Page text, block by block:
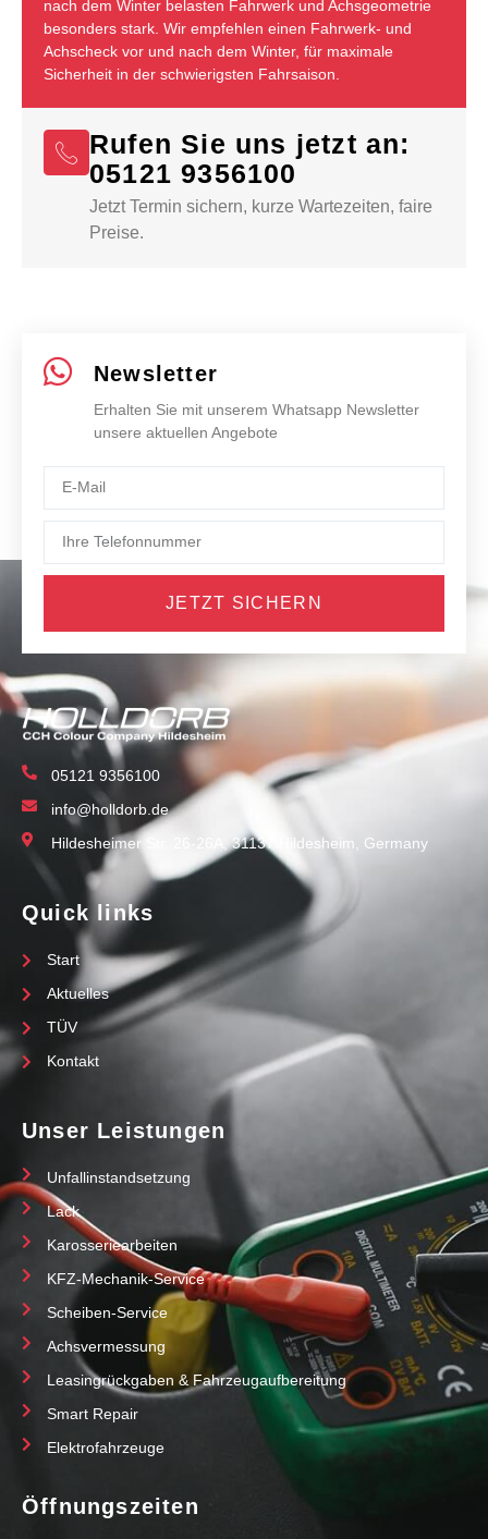
nach dem Winter belasten Fahrwerk und Achsgeometrie
besonders stark. Wir empfehlen einen Fahrwerk- und
Achscheck vor und nach dem Winter, für maximale
Sicherheit in der schwierigsten Fahrsaison.
Rufen Sie uns jetzt an:
05121 9356100
Jetzt Termin sichern, kurze Wartezeiten, faire
Preise.
Newsletter
Erhalten Sie mit unserem Whatsapp Newsletter
unsere aktuellen Angebote
JETZT SICHERN
05121 9356100
info@holldorb.de
Hildesheimer Str. 26-26A, 31137 Hildesheim, Germany
Quick links
Start
Aktuelles
TÜV
Kontakt
Unser Leistungen
Unfallinstandsetzung
Lack
Karosseriearbeiten
KFZ-Mechanik-Service
Scheiben-Service
Achsvermessung
Leasingrückgaben & Fahrzeugaufbereitung
Smart Repair
Elektrofahrzeuge
Öffnungszeiten